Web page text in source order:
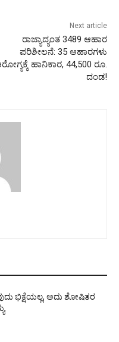
Next article
ರಾಜ್ಯಾದ್ಯಂತ 3489 ಆಹಾರ
ಪರಿಶೀಲನೆ: 35 ಆಹಾರಗಳು
ಹಾನಿಕಾರ, 44,500 ರೂ.
ದಂಡ!
ಭಿಕ್ಷೆಯಲ್ಲ, ಅದು ಶೋಷಿತರ